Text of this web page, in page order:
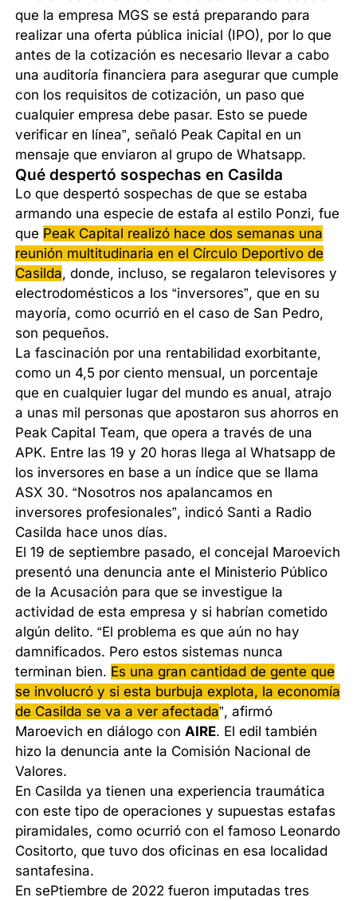
que la empresa MGS se está preparando para
realizar una oferta pública inicial (IPO), por lo que
antes de la cotización es necesario llevar a cabo
una auditoría financiera para asegurar que cumple
con los requisitos de cotización, un paso que
cualquier empresa debe pasar. Esto se puede
verificar en línea”, señaló Peak Capital en un
mensaje que enviaron al grupo de Whatsapp.
Qué despertó sospechas en Casilda
Lo que despertó sospechas de que se estaba
armando una especie de estafa al estilo Ponzi, fue
que Peak Capital realizó hace dos semanas una
reunión multitudinaria en el Círculo Deportivo de
Casilda, donde, incluso, se regalaron televisores y
electrodomésticos a los “inversores”, que en su
mayoría, como ocurrió en el caso de San Pedro,
son pequeños.
La fascinación por una rentabilidad exorbitante,
como un 4,5 por ciento mensual, un porcentaje
que en cualquier lugar del mundo es anual, atrajo
a unas mil personas que apostaron sus ahorros en
Peak Capital Team, que opera a través de una
APK. Entre las 19 y 20 horas llega al Whatsapp de
los inversores en base a un índice que se llama
ASX 30. “Nosotros nos apalancamos en
inversores profesionales”, indicó Santi a Radio
Casilda hace unos días.
El 19 de septiembre pasado, el concejal Maroevich
presentó una denuncia ante el Ministerio Público
de la Acusación para que se investigue la
actividad de esta empresa y si habrían cometido
algún delito. “El problema es que aún no hay
damnificados. Pero estos sistemas nunca
terminan bien. Es una gran cantidad de gente que
se involucró y si esta burbuja explota, la economía
de Casilda se va a ver afectada”, afirmó
Maroevich en diálogo con AIRE. El edil también
hizo la denuncia ante la Comisión Nacional de
Valores.
En Casilda ya tienen una experiencia traumática
con este tipo de operaciones y supuestas estafas
piramidales, como ocurrió con el famoso Leonardo
Cositorto, que tuvo dos oficinas en esa localidad
santafesina.
En sePtiembre de 2022 fueron imputadas tres